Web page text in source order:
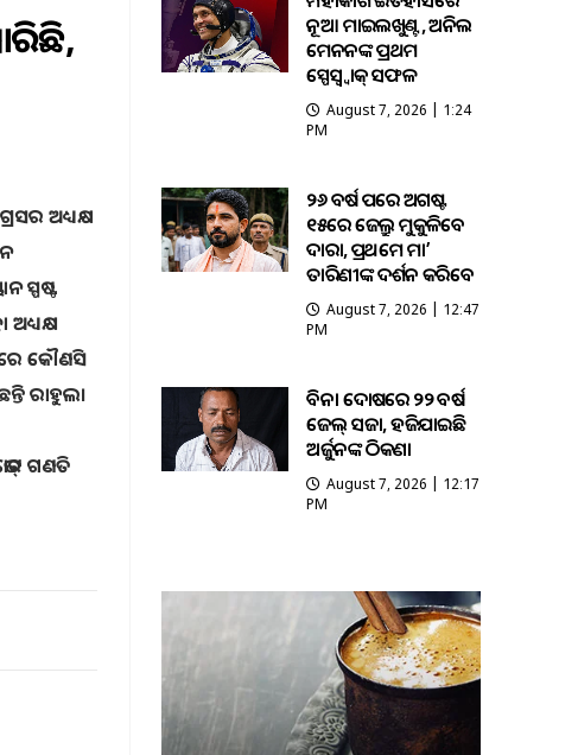
ଅଧ୍ୟକ୍ଷ
ସ୍ପଷ୍ଟ
କୌଣସି
ରାହୁଲ।
ଗଣତି
ନୂଆ ମାଇଲଖୁଣ୍ଟ, ଅନିଲ
ମେନନଙ୍କ ପ୍ରଥମ
ସ୍ପେସ୍ୱ୍ୱାକ୍ ସଫଳ
August 7, 2026 | 1:24
PM
୨୬ ବର୍ଷ ପରେ ଅଗଷ୍ଟ
୧୫ରେ ଜେଲ୍ରୁ ମୁକୁଳିବେ
ଦାରା, ପ୍ରଥମେ ମା’
ତାରିଣୀଙ୍କ ଦର୍ଶନ କରିବେ
August 7, 2026 | 12:47
PM
ବିନା ଦୋଷରେ ୨୨ ବର୍ଷ
ଜେଲ୍ ସଜା, ହଜିଯାଇଛି
ଅର୍ଜୁନଙ୍କ ଠିକଣା
August 7, 2026 | 12:17
PM